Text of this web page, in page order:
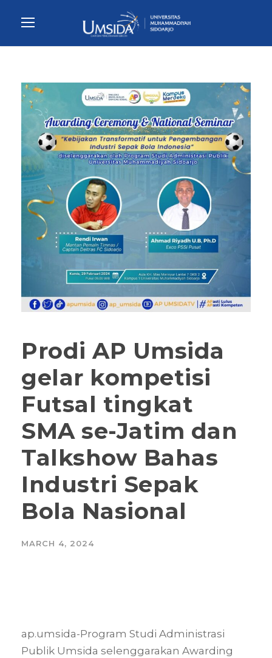
Prodi AP Umsida
gelar kompetisi
Futsal tingkat
SMA se-Jatim dan
Talkshow Bahas
Industri Sepak
Bola Nasional
MARCH 4, 2024
ap.umsida-Program Studi Administrasi
Publik Umsida selenggarakan Awarding